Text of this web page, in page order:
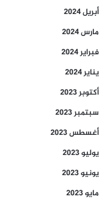
أبريل 2024
مارس 2024
فبراير 2024
يناير 2024
أكتوبر 2023
سبتمبر 2023
أغسطس 2023
يوليو 2023
يونيو 2023
مايو 2023